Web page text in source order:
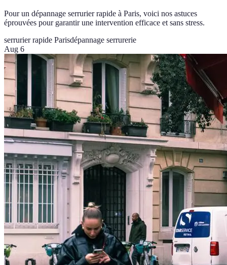
Pour un dépannage serrurier rapide à Paris, voici nos astuces
éprouvées pour garantir une intervention efficace et sans stress.
serrurier rapide Parisdépannage serrurerie
Aug 6